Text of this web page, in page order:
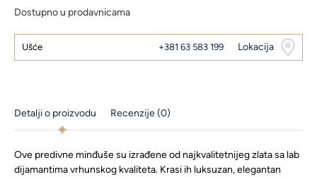
Dostupno u prodavnicama
Ušće +381 63 583 199 Lokacija
Detalji o proizvodu Recenzije (0)
Ove predivne minđuše su izrađene od najkvalitetnijeg zlata sa lab
dijamantima vrhunskog kvaliteta. Krasi ih luksuzan, elegantan